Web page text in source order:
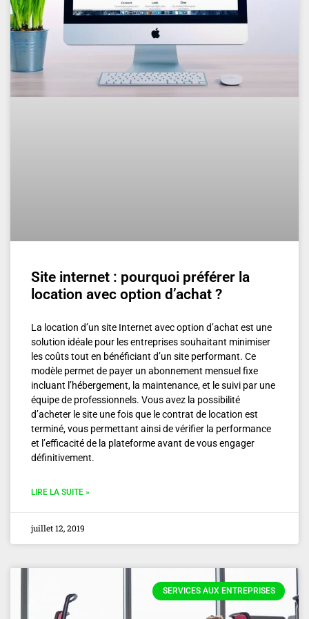
Site internet : pourquoi préférer la
location avec option d’achat ?
La location d’un site Internet avec option d’achat est une
solution idéale pour les entreprises souhaitant minimiser
les coûts tout en bénéficiant d’un site performant. Ce
modèle permet de payer un abonnement mensuel fixe
incluant l’hébergement, la maintenance, et le suivi par une
équipe de professionnels. Vous avez la possibilité
d’acheter le site une fois que le contrat de location est
terminé, vous permettant ainsi de vérifier la performance
et l’efficacité de la plateforme avant de vous engager
définitivement.
LIRE LA SUITE »
juillet 12, 2019
SERVICES AUX ENTREPRISES